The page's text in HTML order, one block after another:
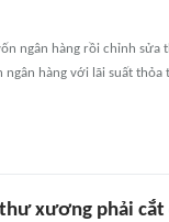
ngân hàng rồi chỉnh
ngân hàng với lãi suất
xương phải